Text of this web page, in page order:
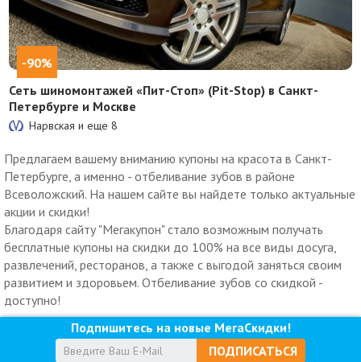
-90%
Сеть шиномонтажей «Пит-Стоп» (Pit-Stop) в Санкт-
Петербурге и Москве
Нарвская и еще8
Предлагаем вашему вниманию купоны на красота в Санкт-
Петербурге, а именно - отбеливание зубов в районе
Всеволожский. На нашем сайте вы найдете только актуальные
акции и скидки!
Благодаря сайту "Мегакупон" стало возможным получать
бесплатные купоны на скидки до 100% на все виды досуга,
развлечений, ресторанов, а также с выгодой заняться своим
развитием и здоровьем. Отбеливание зубов со скидкой -
доступно!
Подпишитесь на новые МегаСкидки!
ПОДПИСАТЬСЯ